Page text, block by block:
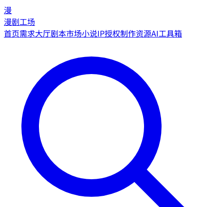
漫
漫剧工场
首页需求大厅剧本市场小说IP授权制作资源AI工具箱